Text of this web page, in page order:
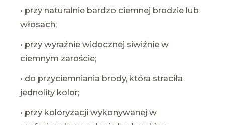
• przy naturalnie bardzo ciemnej brodzie lub
włosach;
• przy wyraźnie widocznej siwiźnie w
ciemnym zaroście;
• do przyciemniania brody, która straciła
jednolity kolor;
• przy koloryzacji wykonywanej w